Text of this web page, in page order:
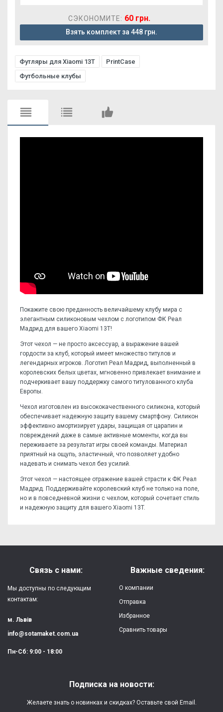
СЭКОНОМИТЕ: 60 грн.
Взять комплект за 448 грн.
Футляры для Xiaomi 13T
PrintCase
Футбольные клубы
Покажите свою преданность величайшему клубу мира с
элегантным силиконовым чехлом с логотипом ФК Реал
Мадрид для вашего Xiaomi 13T!
Этот чехол — не просто аксессуар, а выражение вашей
гордости за клуб, который имеет множество титулов и
легендарных игроков. Логотип Реал Мадрид, выполненный в
королевских белых цветах, мгновенно привлекает внимание и
подчеркивает вашу поддержку самого титулованного клуба
Европы.
Чехол изготовлен из высококачественного силикона, который
обеспечивает надежную защиту вашему смартфону. Силикон
эффективно амортизирует удары, защищая от царапин и
повреждений даже в самые активные моменты, когда вы
переживаете за результат игры своей команды. Материал
приятный на ощупь, эластичный, что позволяет удобно
надевать и снимать чехол без усилий.
Этот чехол — настоящее отражение вашей страсти к ФК Реал
Мадрид. Поддерживайте королевский клуб не только на поле,
но и в повседневной жизни с чехлом, который сочетает стиль
и надежную защиту для вашего Xiaomi 13T.
Защита:
от ударов,
Качество:
яркая, четкая
Особенности:
(влагостойкая, гибкая)
Напишите отзыв или мнение
Связь с нами:
Мы доступны по следующим
контактам:
м. Львів
info@sotamaket.com.ua
Пн-Сб: 9:00 - 18:00
Важные сведения:
О компании
Отправка
Избранное
Сравнить товары
Подписка на новости:
Желаете знать о новинках и скидках? Оставьте свой Email.